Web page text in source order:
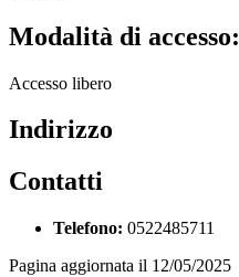
Modalità di accesso:
Accesso libero
Indirizzo
Contatti
Telefono: 0522485711
Pagina aggiornata il 12/05/2025